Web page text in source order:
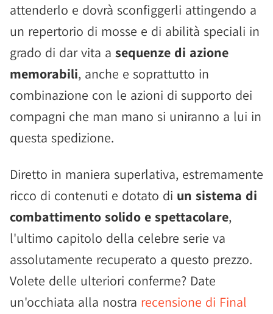
attenderlo e dovrà sconfiggerli attingendo a
un repertorio di mosse e di abilità speciali in
grado di dar vita a sequenze di azione
memorabili, anche e soprattutto in
combinazione con le azioni di supporto dei
compagni che man mano si uniranno a lui in
questa spedizione.
Diretto in maniera superlativa, estremamente
ricco di contenuti e dotato di un sistema di
combattimento solido e spettacolare,
l'ultimo capitolo della celebre serie va
assolutamente recuperato a questo prezzo.
Volete delle ulteriori conferme? Date
un'occhiata alla nostra recensione di Final